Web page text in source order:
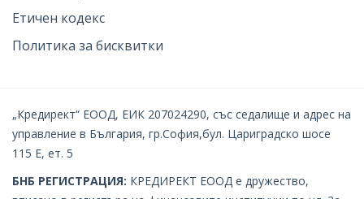
Етичен кодекс
Политика за бисквитки
„Кредирект“ ЕООД, ЕИК 207024290, със седалище и адрес на
управление в България, гр.София,бул. Цариградско шосе
115 Е, ет. 5
БНБ РЕГИСТРАЦИЯ: КРЕДИРЕКТ EOOД е дружество,